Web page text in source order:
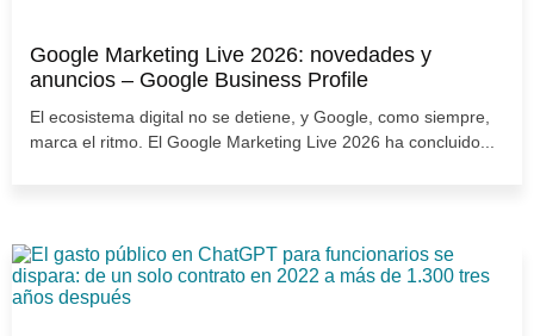
Google Marketing Live 2026: novedades y
anuncios – Google Business Profile
El ecosistema digital no se detiene, y Google, como siempre,
marca el ritmo. El Google Marketing Live 2026 ha concluido...